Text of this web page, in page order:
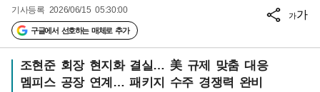
기사등록 2026/06/15 05:30:00
구글에서 선호하는 매체로 추가
가가
조현준 회장 현지화 결실… 美 규제 맞춤 대응
멤피스 공장 연계… 패키지 수주 경쟁력 완비